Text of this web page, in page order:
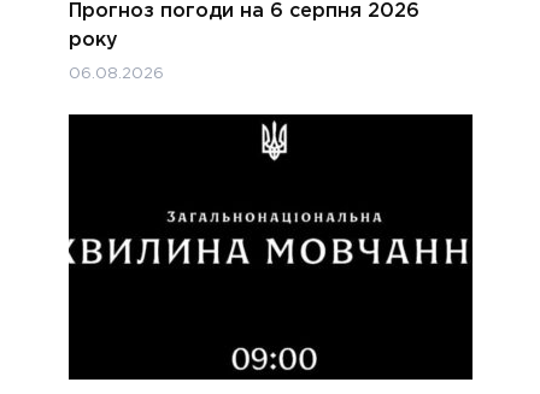
Прогноз погоди на 6 серпня 2026
року
06.08.2026